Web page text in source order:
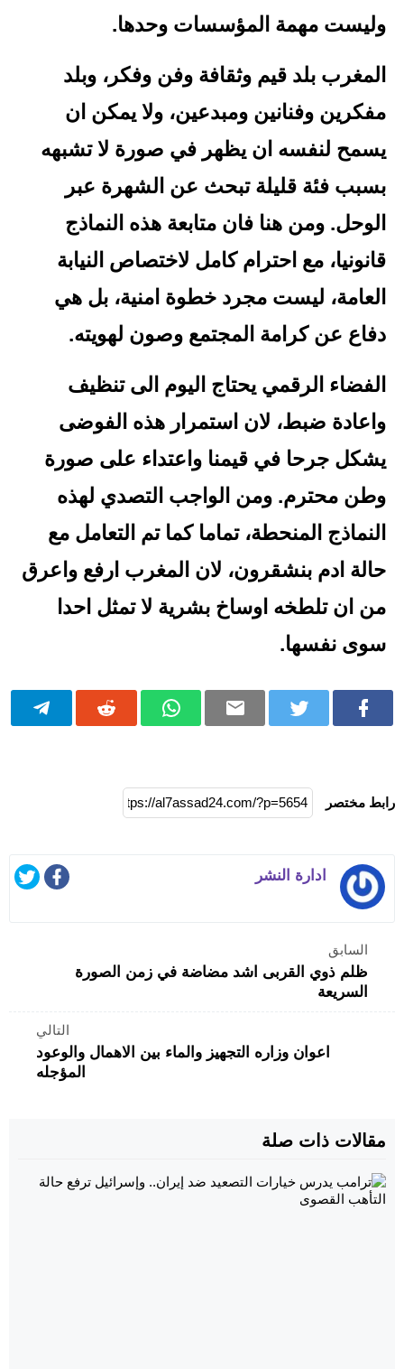
وليست مهمة المؤسسات وحدها.
المغرب بلد قيم وثقافة وفن وفكر، وبلد
مفكرين وفنانين ومبدعين، ولا يمكن ان
يسمح لنفسه ان يظهر في صورة لا تشبهه
بسبب فئة قليلة تبحث عن الشهرة عبر
الوحل. ومن هنا فان متابعة هذه النماذج
قانونيا، مع احترام كامل لاختصاص النيابة
العامة، ليست مجرد خطوة امنية، بل هي
دفاع عن كرامة المجتمع وصون لهويته.
الفضاء الرقمي يحتاج اليوم الى تنظيف
واعادة ضبط، لان استمرار هذه الفوضى
يشكل جرحا في قيمنا واعتداء على صورة
وطن محترم. ومن الواجب التصدي لهذه
النماذج المنحطة، تماما كما تم التعامل مع
حالة ادم بنشقرون، لان المغرب ارفع واعرق
من ان تلطخه اوساخ بشرية لا تمثل احدا
سوى نفسها.
رابط مختصر
ادارة النشر
السابق
ظلم ذوي القربى اشد مضاضة في زمن الصورة
السريعة
التالي
اعوان وزاره التجهيز والماء بين الاهمال والوعود
المؤجله
مقالات ذات صلة